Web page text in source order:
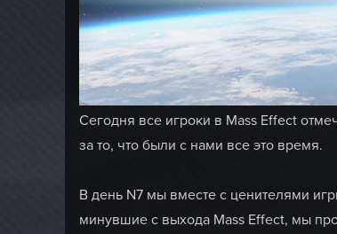
Сегодня все игроки в Mass Effect
за то, что были с нами все это время.
В день N7 мы вместе с ценителями
минувшие с выхода Mass Effect, мы